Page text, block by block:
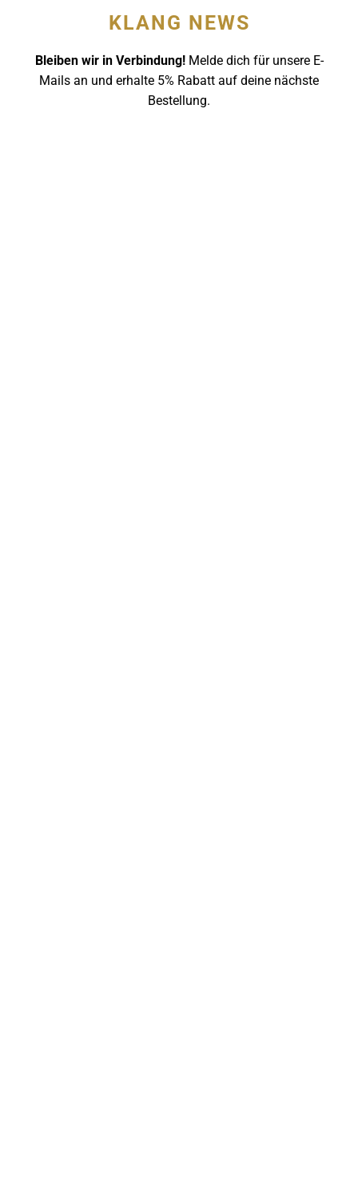
KLANG NEWS
Bleiben wir in Verbindung! Melde dich für unsere E-
Mails an und erhalte 5% Rabatt auf deine nächste
Bestellung.